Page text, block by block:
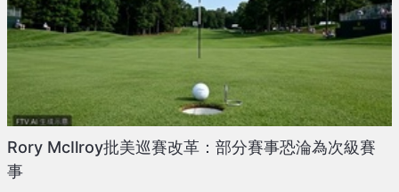
Rory McIlroy批美巡賽改革：部分賽事恐淪為次級賽
事